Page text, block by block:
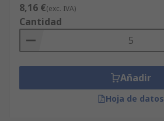
8,16 €(exc. IVA)
Cantidad
Añadir
Hoja de datos